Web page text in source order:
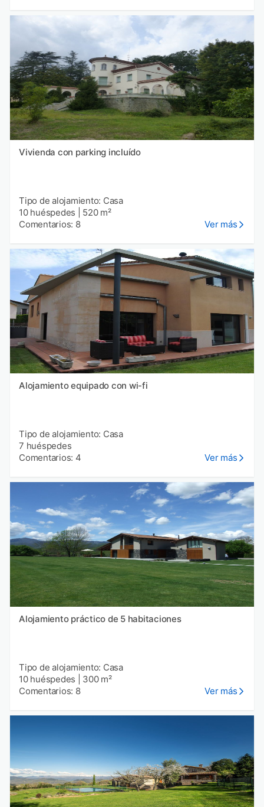
Vivienda con parking incluído
Tipo de alojamiento: Casa
10 huéspedes
520 m²
Comentarios: 8
Ver más
Alojamiento equipado con wi-fi
Tipo de alojamiento: Casa
7 huéspedes
Comentarios: 4
Ver más
Alojamiento práctico de 5 habitaciones
Tipo de alojamiento: Casa
10 huéspedes
300 m²
Comentarios: 8
Ver más